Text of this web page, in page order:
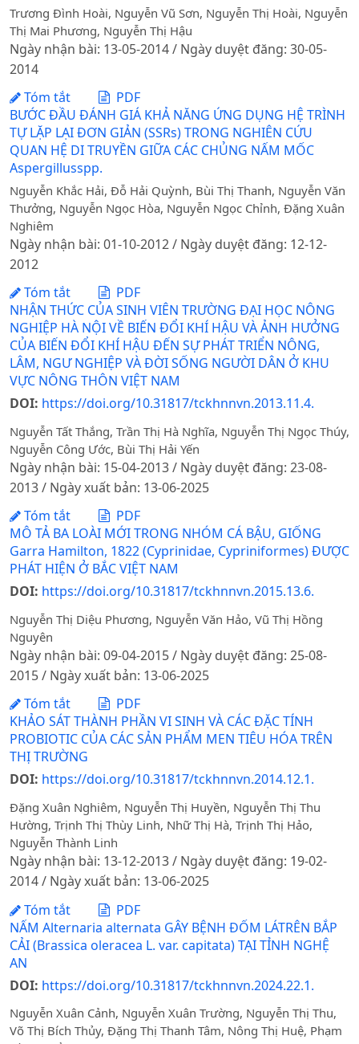
Trương Đình Hoài, Nguyễn Vũ Sơn, Nguyễn Thị Hoài, Nguyễn
Thị Mai Phương, Nguyễn Thị Hậu
Ngày nhận bài: 13-05-2014 / Ngày duyệt đăng: 30-05-
2014
Tóm tắt
PDF
BƯỚC ĐẦU ĐÁNH GIÁ KHẢ NĂNG ỨNG DỤNG HỆ TRÌNH
TỰ LẶP LẠI ĐƠN GIẢN (SSRs) TRONG NGHIÊN CỨU
QUAN HỆ DI TRUYỀN GIỮA CÁC CHỦNG NẤM MỐC
Aspergillusspp.
Nguyễn Khắc Hải, Đỗ Hải Quỳnh, Bùi Thị Thanh, Nguyễn Văn
Thưởng, Nguyễn Ngọc Hòa, Nguyễn Ngọc Chỉnh, Đặng Xuân
Nghiêm
Ngày nhận bài: 01-10-2012 / Ngày duyệt đăng: 12-12-
2012
Tóm tắt
PDF
NHẬN THỨC CỦA SINH VIÊN TRƯỜNG ĐẠI HỌC NÔNG
NGHIỆP HÀ NỘI VỀ BIẾN ĐỔI KHÍ HẬU VÀ ẢNH HƯỞNG
CỦA BIẾN ĐỔI KHÍ HẬU ĐẾN SỰ PHÁT TRIỂN NÔNG,
LÂM, NGƯ NGHIỆP VÀ ĐỜI SỐNG NGƯỜI DÂN Ở KHU
VỰC NÔNG THÔN VIỆT NAM
DOI: https://doi.org/10.31817/tckhnnvn.2013.11.4.
Nguyễn Tất Thắng, Trần Thị Hà Nghĩa, Nguyễn Thị Ngọc Thúy,
Nguyễn Công Ước, Bùi Thị Hải Yến
Ngày nhận bài: 15-04-2013 / Ngày duyệt đăng: 23-08-
2013 / Ngày xuất bản: 13-06-2025
Tóm tắt
PDF
MÔ TẢ BA LOÀI MỚI TRONG NHÓM CÁ BẬU, GIỐNG
Garra Hamilton, 1822 (Cyprinidae, Cypriniformes) ĐƯỢC
PHÁT HIỆN Ở BẮC VIỆT NAM
DOI: https://doi.org/10.31817/tckhnnvn.2015.13.6.
Nguyễn Thị Diệu Phương, Nguyễn Văn Hảo, Vũ Thị Hồng
Nguyên
Ngày nhận bài: 09-04-2015 / Ngày duyệt đăng: 25-08-
2015 / Ngày xuất bản: 13-06-2025
Tóm tắt
PDF
KHẢO SÁT THÀNH PHẦN VI SINH VÀ CÁC ĐẶC TÍNH
PROBIOTIC CỦA CÁC SẢN PHẨM MEN TIÊU HÓA TRÊN
THỊ TRƯỜNG
DOI: https://doi.org/10.31817/tckhnnvn.2014.12.1.
Đặng Xuân Nghiêm, Nguyễn Thị Huyền, Nguyễn Thị Thu
Hường, Trịnh Thị Thùy Linh, Nhữ Thị Hà, Trịnh Thị Hảo,
Nguyễn Thành Linh
Ngày nhận bài: 13-12-2013 / Ngày duyệt đăng: 19-02-
2014 / Ngày xuất bản: 13-06-2025
Tóm tắt
PDF
NẤM Alternaria alternata GÂY BỆNH ĐỐM LÁTRÊN BẮP
CẢI (Brassica oleracea L. var. capitata) TẠI TỈNH NGHỆ
AN
DOI: https://doi.org/10.31817/tckhnnvn.2024.22.1.
Nguyễn Xuân Cảnh, Nguyễn Xuân Trường, Nguyễn Thị Thu,
Võ Thị Bích Thủy, Đặng Thị Thanh Tâm, Nông Thị Huệ, Phạm